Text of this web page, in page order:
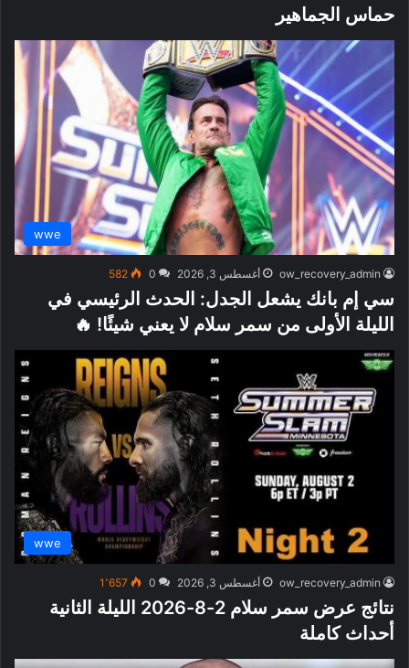
حماس الجماهير
wwe
ow_recovery_admin أغسطس 3, 2026 0
582
سي إم بانك يشعل الجدل: الحدث الرئيسي في
الليلة الأولى من سمر سلام لا يعني شيئًا! 🔥
wwe
ow_recovery_admin أغسطس 3, 2026 0 1٬657
نتائج عرض سمر سلام 2-8-2026 الليلة الثانية
أحداث كاملة